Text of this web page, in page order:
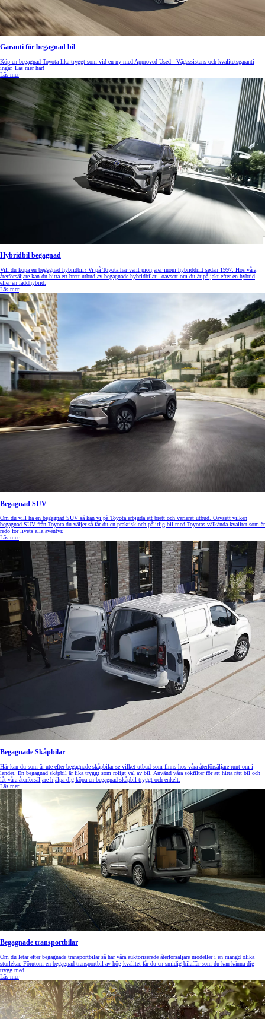
Garanti för begagnad bil
Köp en begagnad Toyota lika tryggt som vid en ny med Approved Used - Vägassistans och kvalitetsgaranti
ingår. Läs mer här!
Läs mer
Hybridbil begagnad
Vill du köpa en begagnad hybridbil? Vi på Toyota har varit pionjärer inom hybriddrift sedan 1997. Hos våra
återförsäljare kan du hitta ett brett utbud av begagnade hybridbilar - oavsett om du är på jakt efter en hybrid
eller en laddhybrid.
Läs mer
Begagnad SUV
Om du vill ha en begagnad SUV så kan vi på Toyota erbjuda ett brett och varierat utbud. Oavsett vilken
begagnad SUV från Toyota du väljer så får du en praktisk och pålitlig bil med Toyotas välkända kvalitet som är
redo för livets alla äventyr.
Läs mer
Begagnade Skåpbilar
Här kan du som är ute efter begagnade skåpbilar se vilket utbud som finns hos våra återförsäljare runt om i
landet. En begagnad skåpbil är lika tryggt som roligt val av bil. Använd våra sökfilter för att hitta rätt bil och
låt våra återförsäljare hjälpa dig köpa en begagnad skåpbil tryggt och enkelt.
Läs mer
Begagnade transportbilar
Om du letar efter begagnade transportbilar så har våra auktoriserade återförsäljare modeller i en mängd olika
storlekar. Förutom en begagnad transportbil av hög kvalitet får du en smidig bilaffär som du kan känna dig
trygg med.
Läs mer